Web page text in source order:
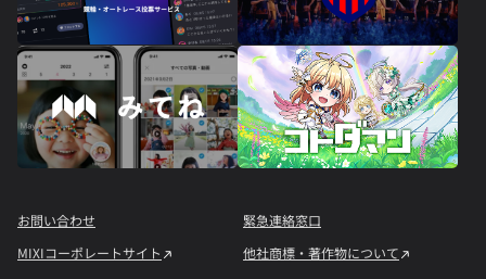
お問い合わせ
緊急連絡窓口
MIXIコーポレートサイト
他社商標・著作物について